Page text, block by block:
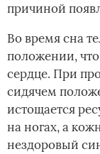
причиной
Во время сна
положении,
сердце. При
сидячем
истощается
на ногах, а
нездоровый